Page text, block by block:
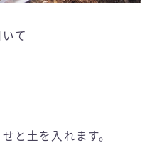
て
と土を入れます。